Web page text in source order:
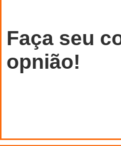
Faça seu
opnião!